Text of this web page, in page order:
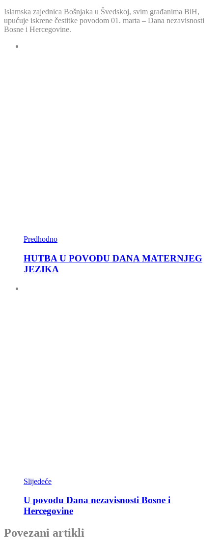
Islamska zajednica Bošnjaka u Švedskoj, svim građanima BiH,
upućuje iskrene čestitke povodom 01. marta – Dana nezavisnosti
Bosne i Hercegovine.
Predhodno
HUTBA U POVODU DANA MATERNJEG
JEZIKA
Slijedeće
U povodu Dana nezavisnosti Bosne i
Hercegovine
Povezani artikli